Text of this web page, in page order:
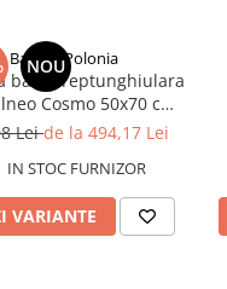
NOU
Balneo-Polonia
baie dreptunghiulara
Cosmo 50x70 cm,
modernă
Leide la 494,17 Lei
IN STOC FURNIZOR
VARIANTE